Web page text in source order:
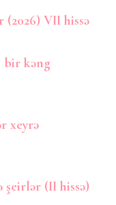
(2026) VII hissə
bir kəng
xeyrə
(II hissə)